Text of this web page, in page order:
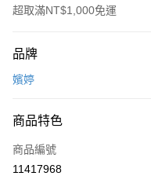
超取滿NT$1,000免運
信用卡一次付款
LINE Pay
街口支付
品牌
嬪婷
商品特色
商品編號
11417968